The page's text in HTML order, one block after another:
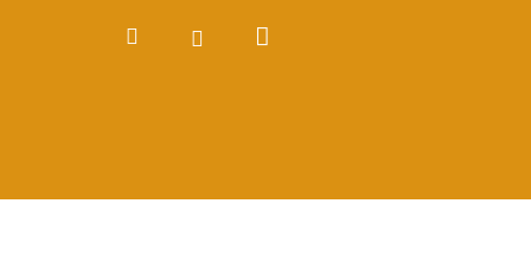
Hledat Přihlášení